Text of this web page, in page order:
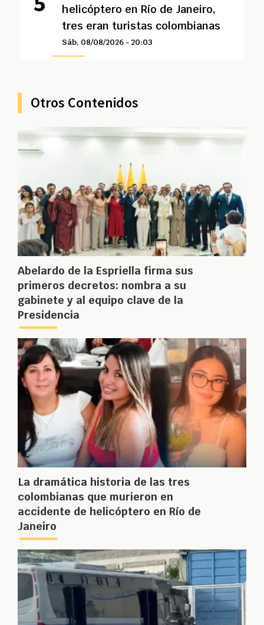
helicóptero en Río de Janeiro,
tres eran turistas colombianas
Sáb, 08/08/2026 - 20:03
Otros Contenidos
Abelardo de la Espriella firma sus
primeros decretos: nombra a su
gabinete y al equipo clave de la
Presidencia
La dramática historia de las tres
colombianas que murieron en
accidente de helicóptero en Río de
Janeiro